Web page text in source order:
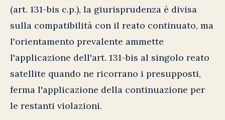
(art. 131-bis c.p.), la giurisprudenza è divisa
sulla compatibilità con il reato continuato, ma
l'orientamento prevalente ammette
l'applicazione dell'art. 131-bis al singolo reato
satellite quando ne ricorrano i presupposti,
ferma l'applicazione della continuazione per
le restanti violazioni.